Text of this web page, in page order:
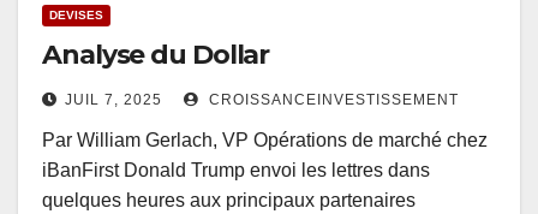
DEVISES
Analyse du Dollar
JUIL 7, 2025 CROISSANCEINVESTISSEMENT
Par William Gerlach, VP Opérations de marché chez
iBanFirst Donald Trump envoi les lettres dans
quelques heures aux principaux partenaires